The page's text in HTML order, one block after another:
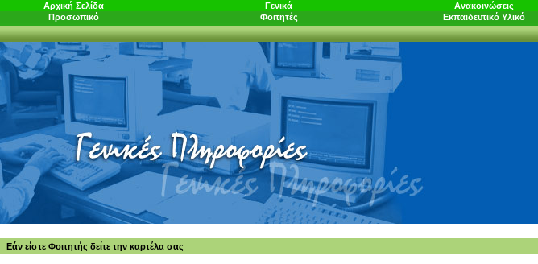
Αρχική Σελίδα Γενικά Ανακοινώσεις
Προσωπικό
Φοιτητές Εκπαιδευτικό Υλικό
Εάν είστε Φοιτητής δείτε την καρτέλα σας